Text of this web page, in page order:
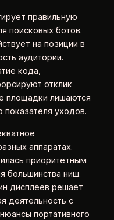
правильную
поисковых ботов.
на позиции в
аудитории.
кода,
отклик
площадки лишаются
уходов.
аппаратах.
приоритетным
большинства ниш.
дисплеев решает
деятельность с
портативного